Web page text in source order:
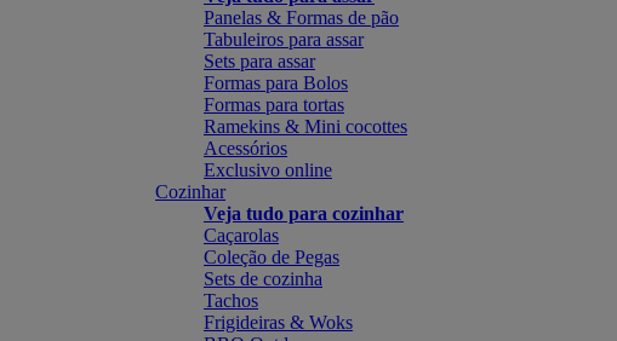
Panelas & Formas de pão
Tabuleiros para assar
Sets para assar
Formas para Bolos
Formas para tortas
Ramekins & Mini cocottes
Acessórios
Exclusivo online
Cozinhar
Veja tudo para cozinhar
Caçarolas
Coleção de Pegas
Sets de cozinha
Tachos
Frigideiras & Woks